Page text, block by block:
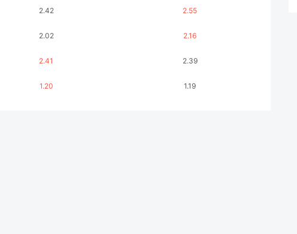
2.42
2.02
2.41
1.20
2.55
2.16
2.39
1.19